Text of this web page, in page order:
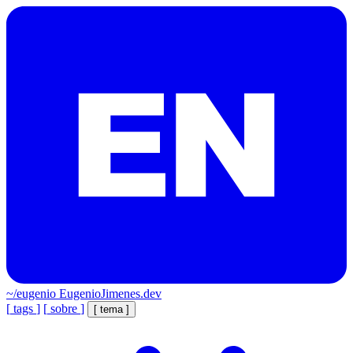
~/eugenio EugenioJimenes.dev
[ tags ] [ sobre ] [ tema ]